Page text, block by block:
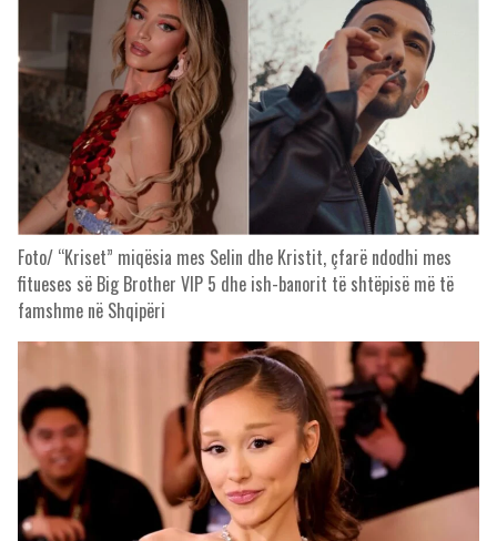
Foto/ “Kriset” miqësia mes Selin dhe Kristit, çfarë ndodhi mes
fitueses së Big Brother VIP 5 dhe ish-banorit të shtëpisë më të
famshme në Shqipëri